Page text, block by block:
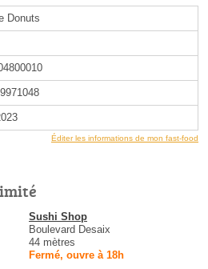
Donuts
Éditer les informations de mon fast-food
Sushi Shop
Boulevard Desaix
44 mètres
Fermé, ouvre à 18h